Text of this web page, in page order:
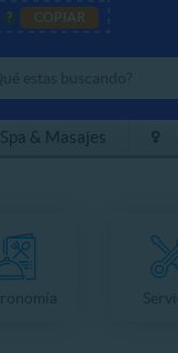
COPIAR
Spa & Masajes